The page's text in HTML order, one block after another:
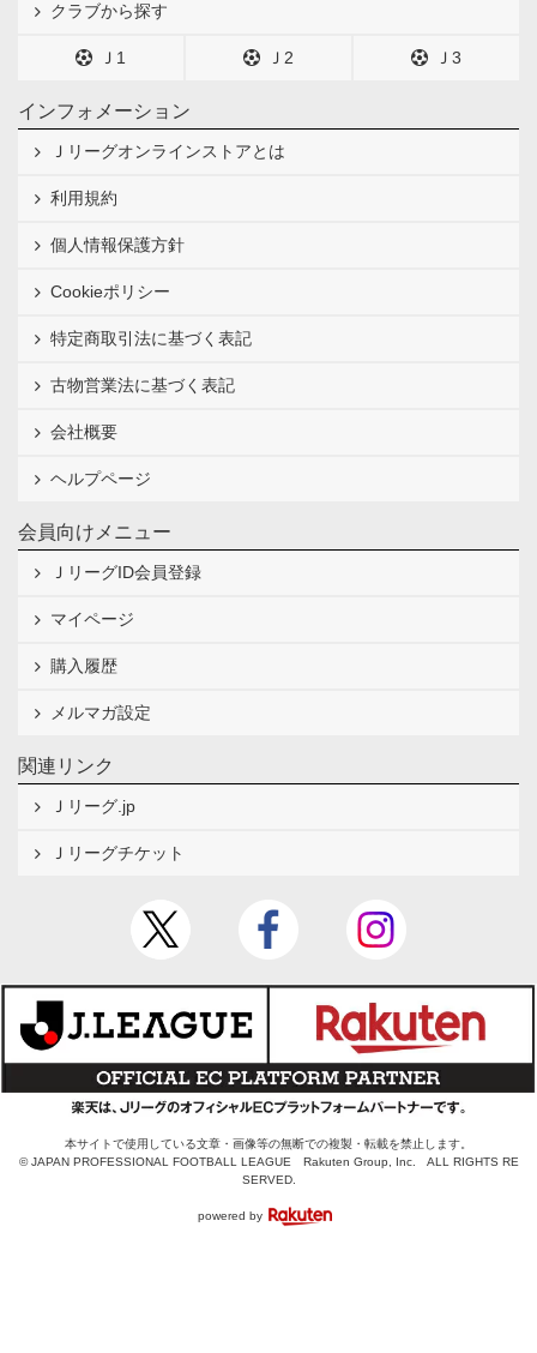
クラブから探す
Ｊ1 Ｊ2 Ｊ3
インフォメーション
Ｊリーグオンラインストアとは
利用規約
個人情報保護方針
Cookieポリシー
特定商取引法に基づく表記
古物営業法に基づく表記
会社概要
ヘルプページ
会員向けメニュー
ＪリーグID会員登録
マイページ
購入履歴
メルマガ設定
関連リンク
Ｊリーグ.jp
Ｊリーグチケット
本サイトで使用している文章・画像等の無断での複製・転載を禁止します。
© JAPAN PROFESSIONAL FOOTBALL LEAGUE Rakuten Group, Inc. ALL RIGHTS RE
SERVED.
powered by